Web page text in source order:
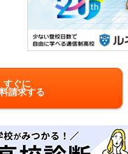
すぐに
請求する